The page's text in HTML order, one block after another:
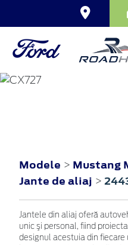
Modele > Mustang
Jante de aliaj >
Jantele din aliaj oferă
unic şi personal, fiind
designul acestuia din